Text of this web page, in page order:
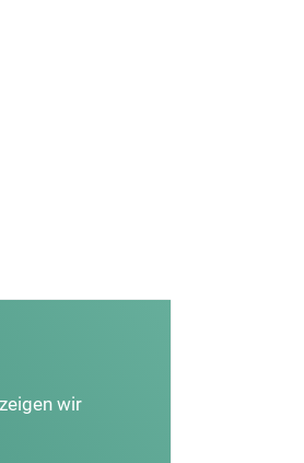
zeigen wir